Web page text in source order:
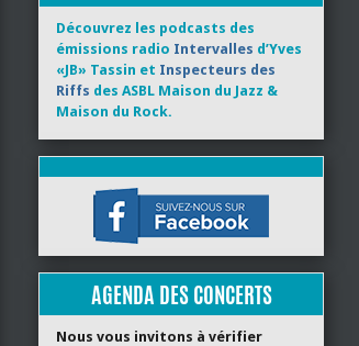
Découvrez les podcasts des
émissions radio Intervalles d’Yves
«JB» Tassin et Inspecteurs des
Riffs des ASBL Maison du Jazz &
Maison du Rock.
AGENDA DES CONCERTS
Nous vous invitons à vérifier